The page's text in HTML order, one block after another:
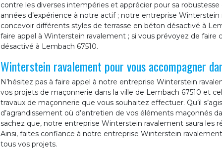
contre les diverses intempéries et apprécier pour sa
années d’expérience à notre actif ; notre entreprise
concevoir différents styles de terrasse en béton désactivé à
faire appel à Winterstein ravalement ; si vous prévoyez de faire
désactivé à Lembach 67510.
Winterstein ravalement pour vous accompagner
N’hésitez pas à faire appel à notre entreprise Winterstein
vos projets de maçonnerie dans la ville de Lembach 67510 et
travaux de maçonnerie que vous souhaitez effectuer. Qu’il
d’agrandissement où d’entretien de vos éléments maçonnés
sachez que, notre entreprise Winterstein ravalement saura les
Ainsi, faites confiance à notre entreprise Winterstein
tous vos projets.